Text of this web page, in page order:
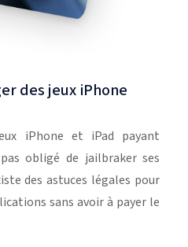
des jeux iPhone
iPhone et iPad payant
obligé de jailbraker ses
des astuces légales pour
sans avoir à payer le